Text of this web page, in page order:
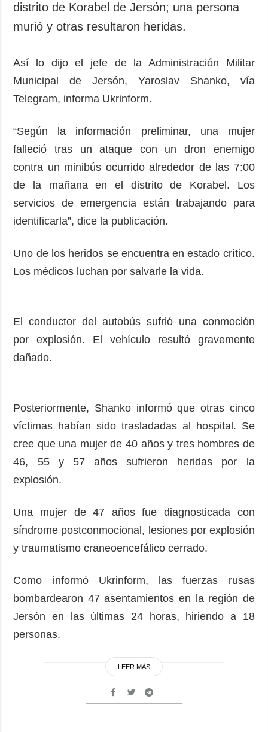
distrito de Korabel de Jersón; una persona
murió y otras resultaron heridas.
Así lo dijo el jefe de la Administración Militar
Municipal de Jersón, Yaroslav Shanko, vía
Telegram, informa Ukrinform.
“Según la información preliminar, una mujer
falleció tras un ataque con un dron enemigo
contra un minibús ocurrido alrededor de las 7:00
de la mañana en el distrito de Korabel. Los
servicios de emergencia están trabajando para
identificarla”, dice la publicación.
Uno de los heridos se encuentra en estado crítico.
Los médicos luchan por salvarle la vida.
El conductor del autobús sufrió una conmoción
por explosión. El vehículo resultó gravemente
dañado.
Posteriormente, Shanko informó que otras cinco
víctimas habían sido trasladadas al hospital. Se
cree que una mujer de 40 años y tres hombres de
46, 55 y 57 años sufrieron heridas por la
explosión.
Una mujer de 47 años fue diagnosticada con
síndrome postconmocional, lesiones por explosión
y traumatismo craneoencefálico cerrado.
Como informó Ukrinform, las fuerzas rusas
bombardearon 47 asentamientos en la región de
Jersón en las últimas 24 horas, hiriendo a 18
personas.
LEER MÁS